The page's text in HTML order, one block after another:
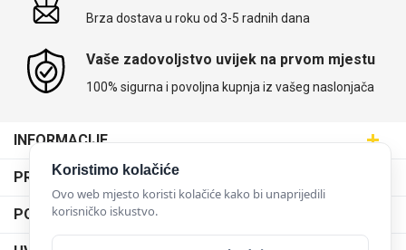
Brza dostava u roku od 3-5 radnih dana
Vaše zadovoljstvo uvijek na prvom mjestu
100% sigurna i povoljna kupnja iz vašeg naslonjača
INFORMACIJE
Maskice.hr - Web trgovina
SVIJET MASKICA d.o.o.
Aleja javora 13, 10000 Zagreb
095 5555 345
PRODAJNA MJESTA
Poslovnica Trešnjevka
Poslovnica Dubrava
PODRŠKA
Dostava
Koristimo kolačiće
Ovo web mjesto koristi kolačiće kako bi unaprijedili
korisničko iskustvo.